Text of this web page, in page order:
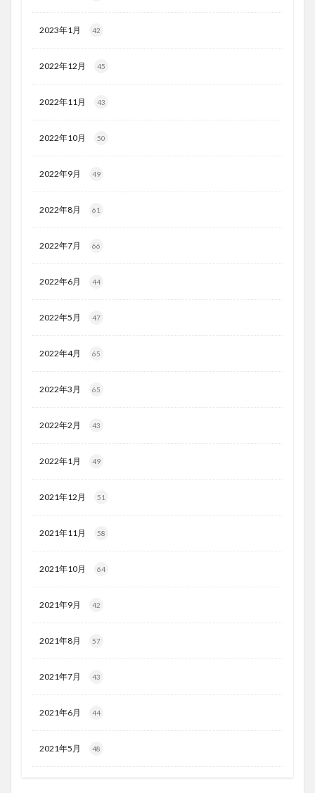
2023年1月 42
2022年12月 45
2022年11月 43
2022年10月 50
2022年9月 49
2022年8月 61
2022年7月 66
2022年6月 44
2022年5月 47
2022年4月 65
2022年3月 65
2022年2月 43
2022年1月 49
2021年12月 51
2021年11月 58
2021年10月 64
2021年9月 42
2021年8月 57
2021年7月 43
2021年6月 44
2021年5月 48